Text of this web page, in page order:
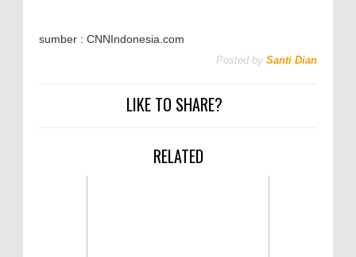
sumber : CNNIndonesia.com
Posted by Santi Dian
LIKE TO SHARE?
RELATED